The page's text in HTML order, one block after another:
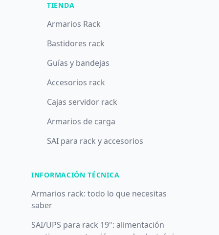
TIENDA
Armarios Rack
Bastidores rack
Guías y bandejas
Accesorios rack
Cajas servidor rack
Armarios de carga
SAI para rack y accesorios
INFORMACIÓN TÉCNICA
Armarios rack: todo lo que necesitas
saber
SAI/UPS para rack 19": alimentación